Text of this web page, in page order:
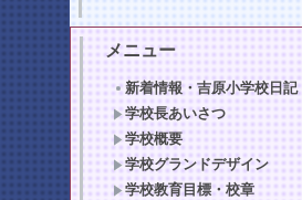
メニュー
新着情報・吉原小学校日記
学校長あいさつ
学校概要
学校グランドデザイン
学校教育目標・校章